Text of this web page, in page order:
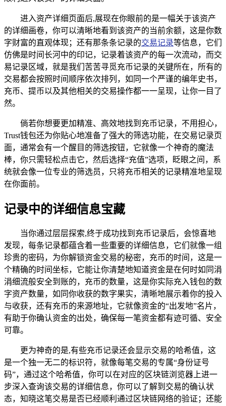
进入资产详细页面后,展现在你眼前的是一幅关于该资产
的详细画卷，你可以清晰地看到该资产的当前余额，这是你数
字财富的直观体现；还有那条条记录的交易记录等信息，它们
仿佛是时间长河中的印记，记录着该资产的每一次流动，而交
易记录区域，就是我们苦苦寻觅充币记录的关键所在，所有的
交易都会按照时间顺序依次排列，如同一个严谨的编年史书，
充币、提币以及其他相关的交易操作都一一呈现，让你一目了
然。
倘若你想要更加精准、高效地找到充币记录，不用担心，
Trust钱包还为你贴心地准备了强大的筛选功能，在交易记录页
面，通常会有一个醒目的筛选按钮，它就像一个神奇的魔法
棒，你只需轻松点击它，然后选择“充值”选项，眨眼之间，系
统就会像一位专业的筛选员，只将充币相关的记录精准地呈现
在你面前。
记录中的详细信息宝藏
当你通过层层探索,终于成功找到充币记录后，会惊喜地
发现，每条记录都蕴含着一些重要的详细信息，它们就像一组
珍贵的密码，为你解锁资金交易的秘密，充币的时间，这是一
个精确的时间坐标，它能让你清楚地知道资金是在何时如同涓
涓细流般安全到账的，充币的数量，这是你实际充入钱包的数
字资产数量，如同你收获的数字果实，清晰地展示着你的投入
与收获，还有充币的来源地址，它就像资金的“出发地”名片，
有助于你确认资金的出处，确保每一笔资金都有迹可循、安全
可靠。
更为神奇的是,有些充币记录还会显示交易的哈希值，这
是一个独一无二的标识符，就像每笔交易的专属“身份证号
码”，通过这个哈希值，你可以在对应的区块链浏览器上进一
步深入查询该交易的详细信息，你可以了解到交易的确认状
态，知晓这笔交易是否已经顺利通过区块链网络的验证；还能